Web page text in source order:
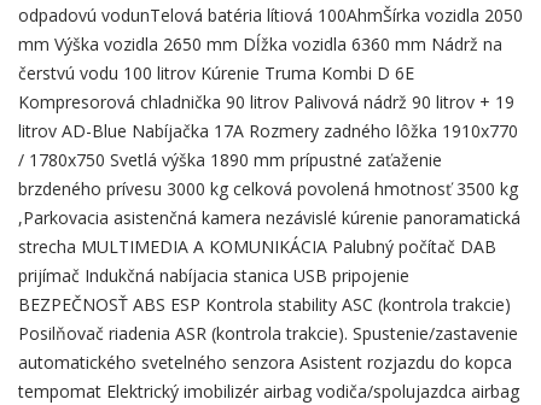
odpadovú vodunTelová batéria lítiová 100AhmŠírka vozidla 2050
mm Výška vozidla 2650 mm Dĺžka vozidla 6360 mm Nádrž na
čerstvú vodu 100 litrov Kúrenie Truma Kombi D 6E
Kompresorová chladnička 90 litrov Palivová nádrž 90 litrov + 19
litrov AD-Blue Nabíjačka 17A Rozmery zadného lôžka 1910x770
/ 1780x750 Svetlá výška 1890 mm prípustné zaťaženie
brzdeného prívesu 3000 kg celková povolená hmotnosť 3500 kg
,Parkovacia asistenčná kamera nezávislé kúrenie panoramatická
strecha MULTIMEDIA A KOMUNIKÁCIA Palubný počítač DAB
prijímač Indukčná nabíjacia stanica USB pripojenie
BEZPEČNOSŤ ABS ESP Kontrola stability ASC (kontrola trakcie)
Posilňovač riadenia ASR (kontrola trakcie). Spustenie/zastavenie
automatického svetelného senzora Asistent rozjazdu do kopca
tempomat Elektrický imobilizér airbag vodiča/spolujazdca airbag